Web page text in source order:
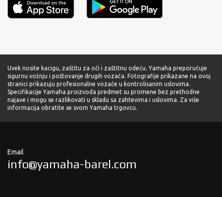
Uvek nosite kacigu, zaštitu za oči i zaštitnu odeću. Yamaha preporučuje
sigurnu vožnju i poštovanje drugih vozača. Fotografije prikazane na ovoj
stranici prikazuju profesionalne vozače u kontrolisanim uslovima.
Specifikacije Yamaha proizvoda predmet su promene bez prethodne
najave i mogu se razlikovati u skladu sa zahtevima i uslovima. Za više
informacija obratite se svom Yamaha trgovcu.
Email
info@yamaha-barel.com